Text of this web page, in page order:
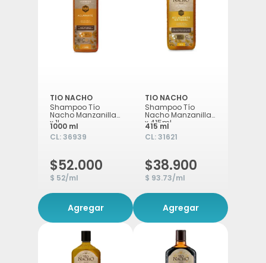
TIO NACHO
Shampoo Tío
Nacho Manzanilla
x 1L
1000 ml
CL:36939
$52.000
$ 52/ml
Agregar
TIO NACHO
Shampoo Tío
Nacho Manzanilla
x 415ml
415 ml
CL:31621
$38.900
$ 93.73/ml
Agregar